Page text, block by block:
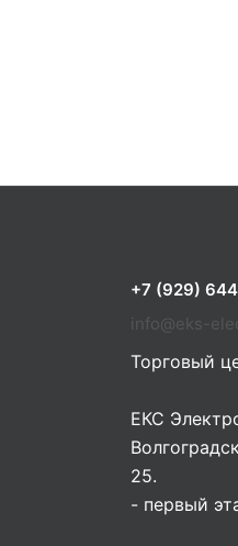
+7 (929)
info@eks-
Торговый
ЕКС
25.
- первый